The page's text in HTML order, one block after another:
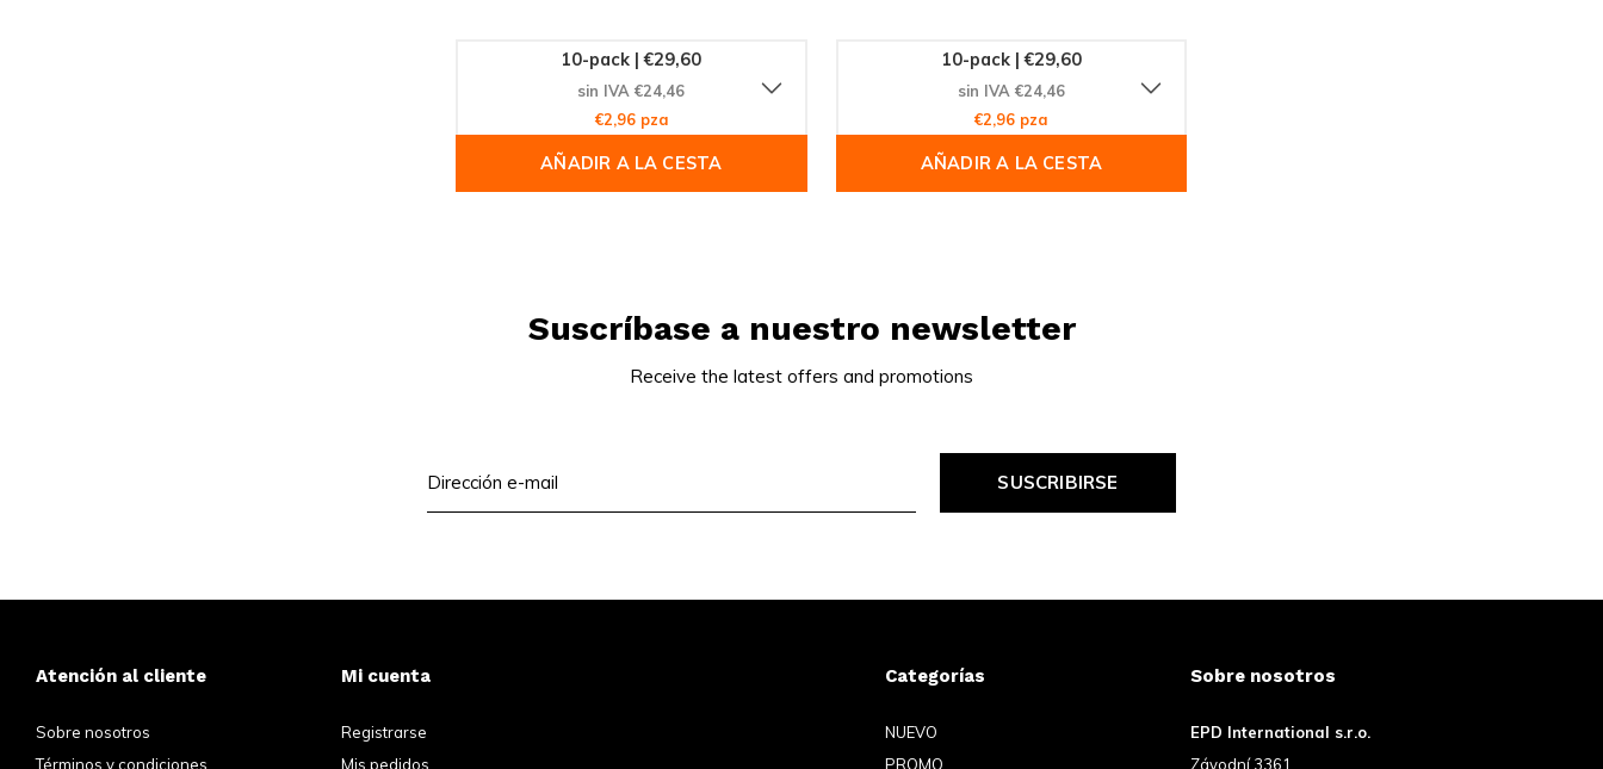
10-pack | €29,60
sin IVA €24,46
€2,96 pza
AÑADIR A LA CESTA
10-pack | €29,60
sin IVA €24,46
€2,96 pza
AÑADIR A LA CESTA
Suscríbase a nuestro newsletter
Receive the latest offers and promotions
SUSCRIBIRSE
Atención al cliente
Sobre nosotros
Términos y condiciones
Mi cuenta
Registrarse
Mis pedidos
Categorías
NUEVO
PROMO
Sobre nosotros
EPD International s.r.o.
Závodní 3361